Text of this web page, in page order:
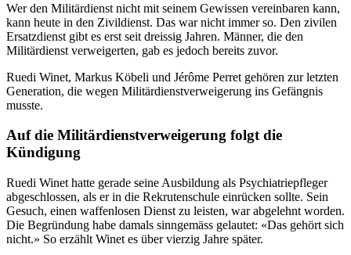
Wer den Militärdienst nicht mit seinem Gewissen vereinbaren kann,
kann heute in den Zivildienst. Das war nicht immer so. Den zivilen
Ersatzdienst gibt es erst seit dreissig Jahren. Männer, die den
Militärdienst verweigerten, gab es jedoch bereits zuvor.
Ruedi Winet, Markus Köbeli und Jérôme Perret gehören zur letzten
Generation, die wegen Militärdienstverweigerung ins Gefängnis
musste.
Auf die Militärdienstverweigerung folgt die
Kündigung
Ruedi Winet hatte gerade seine Ausbildung als Psychiatriepfleger
abgeschlossen, als er in die Rekrutenschule einrücken sollte. Sein
Gesuch, einen waffenlosen Dienst zu leisten, war abgelehnt worden.
Die Begründung habe damals sinngemäss gelautet: «Das gehört sich
nicht.» So erzählt Winet es über vierzig Jahre später.